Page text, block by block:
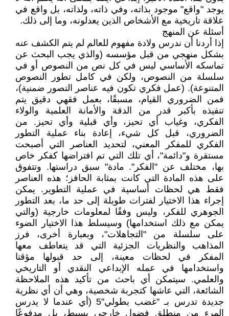
يوجد "واقع" موجود بذاته، وفي ذاته، ولذاته، بل واقع في
علاقة تاريخية مع الأشخاص الذين يعدلونه، وما إلى ذلك.
أسئلة عن المنهج
إذا أردنا أن ندرس ولادة مفهوم للعالم لم يتم الكشف عنه
بشكل منهجي من قبل مؤسسه (والذي يجب البحث عن
تماسكه الأساسي ليس في كل نص من النصوص أو في
سلسلة من النصوص، ولكن في كامل تطور النصوص
المتنوعة). (عمل فكري تكون فيه عناصر التصور ضمنية)،
فمن الضروري القيام، مسبقًا، بعمل فقهي دقيق يتم
تنفيذه بأكبر قدر من الدقة والأمانة العلمية والولاء
الفكري، وغياب أي تحيز، وأي قبلية وأي تحيز. من
الضروري، قبل كل شيء، إعادة بناء عملية التطور
الفكري للمفكر المعني، لتحديد العناصر التي أصبحت
مستقرة و"دائمة"، أي تلك التي تم افتراضها كفكر خاص
بها، مختلف عن "الفكر". مادة" سبق دراستها. وتتفوق
على هذه المادة التي كانت بمثابة الحافز؛ هذه العناصر
فقط هي لحظات أساسية في عملية التطوير. يمكن
إجراء هذا الاختيار لفترات طويلة إلى حد ما، بعد التطور
الجوهري للفكر، وليس وفقًا لمعلومات خارجية (والتي
يمكن مع ذلك استخدامها) وسيسلط هذا الاختيار الضوء
على سلسلة من "التجاهلات"، وبعبارة أخرى، فرز
المذاهب والنظريات الجزئية التي قد يتعاطف معها
المفكر في لحظات معينة، إلى حد قبولها مؤقتا
واستخدامها في عمله الإبداعي النقدي أو التاريخي
والعلمي. سيتمكن أي باحث من تأكيد هذه الملاحظة
الشائعة، التي عاشها كتجربة شخصية، وهي أن أي نظرية
جديدة تدرس بـ "غضب بطولي"5 (أي عندما لا يدرس
المرء من منطلق فضول خارجي بسيط، بل مدفوعًا